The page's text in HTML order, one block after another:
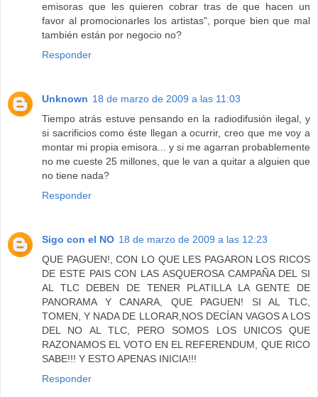
emisoras que les quieren cobrar tras de que hacen un
favor al promocionarles los artistas", porque bien que mal
también están por negocio no?
Responder
Unknown 18 de marzo de 2009 a las 11:03
Tiempo atrás estuve pensando en la radiodifusión ilegal, y
si sacrificios como éste llegan a ocurrir, creo que me voy a
montar mi propia emisora... y si me agarran probablemente
no me cueste 25 millones, que le van a quitar a alguien que
no tiene nada?
Responder
Sigo con el NO 18 de marzo de 2009 a las 12:23
QUE PAGUEN!, CON LO QUE LES PAGARON LOS RICOS
DE ESTE PAIS CON LAS ASQUEROSA CAMPAÑA DEL SI
AL TLC DEBEN DE TENER PLATILLA LA GENTE DE
PANORAMA Y CANARA, QUE PAGUEN! SI AL TLC,
TOMEN, Y NADA DE LLORAR,NOS DECÍAN VAGOS A LOS
DEL NO AL TLC, PERO SOMOS LOS UNICOS QUE
RAZONAMOS EL VOTO EN EL REFERENDUM, QUE RICO
SABE!!! Y ESTO APENAS INICIA!!!
Responder